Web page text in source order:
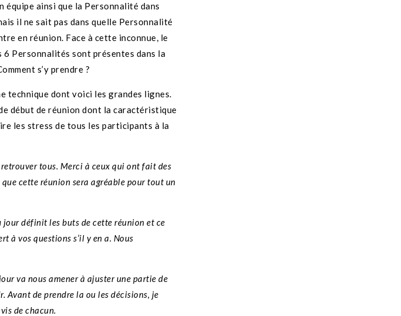
équipe ainsi que la Personnalité dans
il ne sait pas dans quelle Personnalité
en réunion. Face à cette inconnue, le
6 Personnalités sont présentes dans la
s’y prendre ?
technique dont voici les grandes lignes.
début de réunion dont la caractéristique
les stress de tous les participants à la
tous. Merci à ceux qui ont fait des
que cette réunion sera agréable pour tout un
jour définit les buts de cette réunion et ce
à vos questions s’il y en a. Nous
va nous amener à ajuster une partie de
Avant de prendre la ou les décisions, je
de chacun.